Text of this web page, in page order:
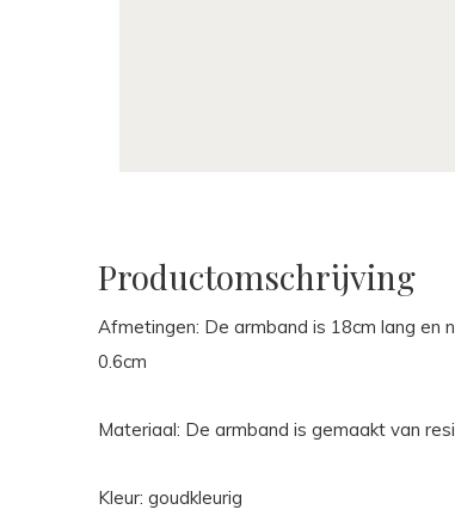
Productomschrijving
Afmetingen: De armband is 18cm lang
0.6cm
Materiaal: De armband is gemaakt van
Kleur: goudkleurig